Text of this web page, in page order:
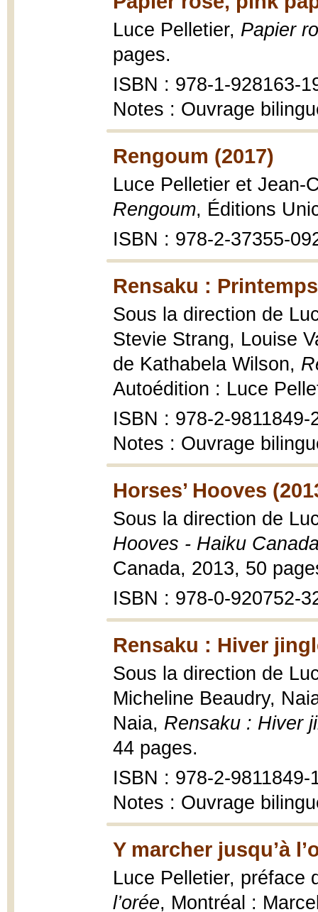
Luce Pelletier, Papier
pages.
ISBN : 978-1-928163-
Notes : Ouvrage
Rengoum (2017)
Luce Pelletier et Jean-
Rengoum, Éditions
ISBN : 978-2-37355-
Rensaku :
Sous la direction de
Stevie Strang, Louise
de Kathabela Wilson,
Autoédition : Luce
ISBN : 978-2-9811849-
Notes : Ouvrage
Horses’ Hooves
Sous la direction de
Hooves - Haiku
Canada, 2013, 50
ISBN : 978-0-920752-
Rensaku : Hiver
Sous la direction de
Micheline Beaudry,
Naia, Rensaku : Hiver
44 pages.
ISBN : 978-2-9811849-
Notes : Ouvrage
Y marcher jusqu’à
Luce Pelletier, préface
l’orée, Montréal :